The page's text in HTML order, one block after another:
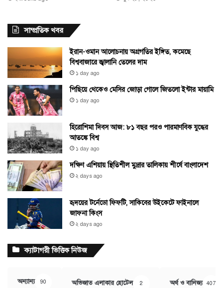
সাম্প্রতিক খবর
ইরান-ওমান আলোচনায় অগ্রগতির ইঙ্গিত, কমেছে
বিশ্ববাজারে জ্বালানি তেলের দাম
১ day ago
পিছিয়ে থেকেও মেসির জোড়া গোলে জিতলো ইন্টার মায়ামি
১ day ago
হিরোশিমা দিবস আজ: ৮১ বছর পরও পারমাণবিক যুদ্ধের
আতঙ্কে বিশ্ব
১ day ago
দক্ষিণ এশিয়ায় স্থিতিশীল মুদ্রার তালিকায় শীর্ষে বাংলাদেশ
২ days ago
হৃদয়ের টর্নেডো ফিফটি, সাকিবের উইকেটে ফাইনালে
জাফনা কিংস
২ days ago
ক্যাটাগরী ভিত্তিক নিউজ
অন্যান্য 90 অভিজাত এলাকার হোটেল 2 অর্থ ও বানিজ্য 407